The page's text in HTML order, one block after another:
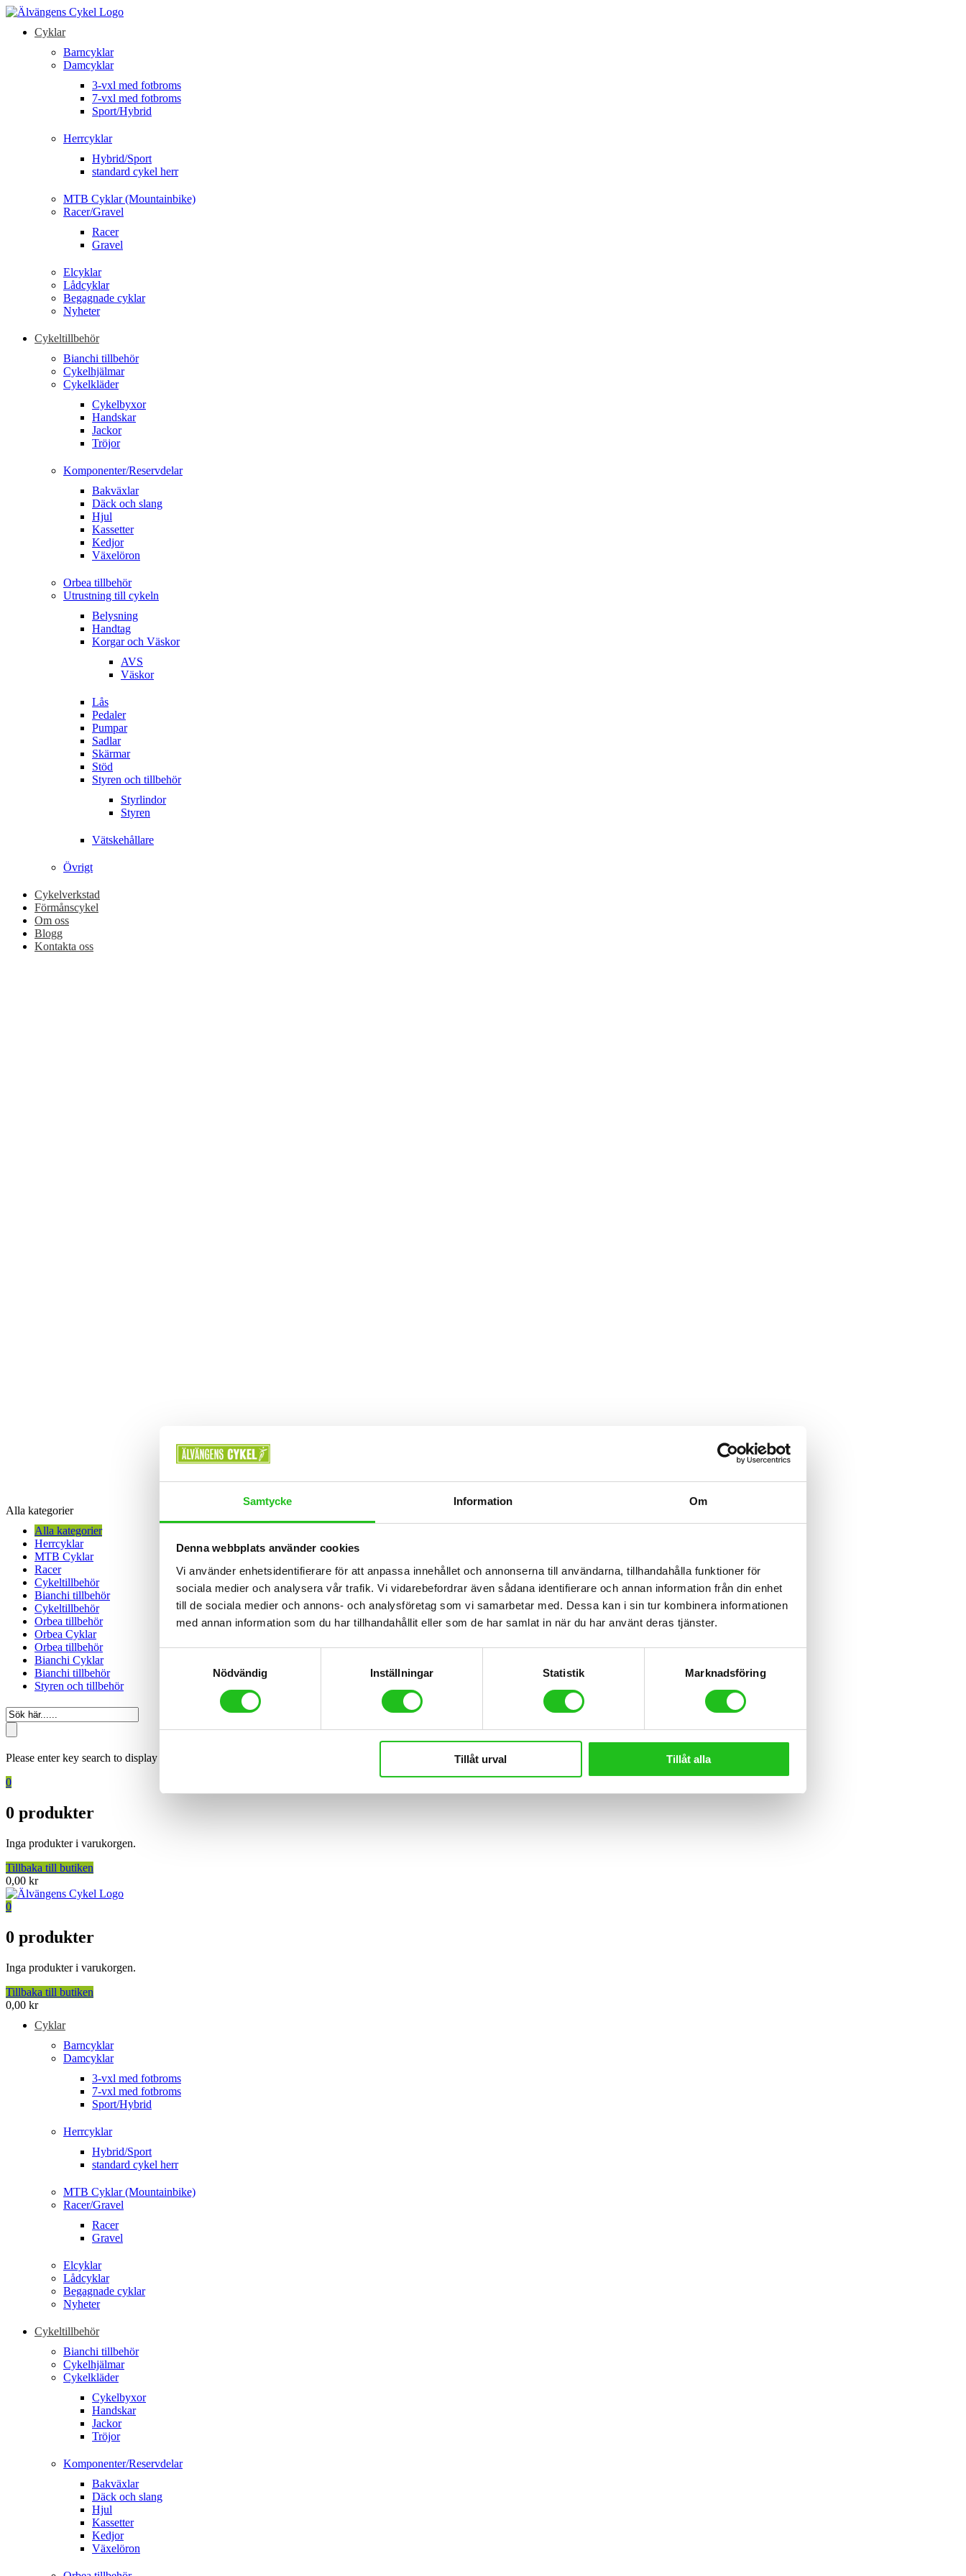
Samtycke Information Om
Denna webbplats använder cookies
Vi använder enhetsidentifierare för att anpassa innehållet och annonserna till användarna, tillhandahålla funktioner för
sociala medier och analysera vår trafik. Vi vidarebefordrar även sådana identifierare och annan information från din enhet
till de sociala medier och annons- och analysföretag som vi samarbetar med. Dessa kan i sin tur kombinera informationen
med annan information som du har tillhandahållit eller som de har samlat in när du har använt deras tjänster.
Nödvändig
Inställningar Statistik Marknadsföring
Tillåt urval Tillåt alla
Cyklar
Barncyklar
Damcyklar
3-vxl med fotbroms
7-vxl med fotbroms
Sport/Hybrid
Herrcyklar
Hybrid/Sport
standard cykel herr
MTB Cyklar (Mountainbike)
Racer/Gravel
Racer
Gravel
Elcyklar
Lådcyklar
Begagnade cyklar
Nyheter
Cykeltillbehör
Bianchi tillbehör
Cykelhjälmar
Cykelkläder
Cykelbyxor
Handskar
Jackor
Tröjor
Komponenter/Reservdelar
Bakväxlar
Däck och slang
Hjul
Kassetter
Kedjor
Växelöron
Orbea tillbehör
Utrustning till cykeln
Belysning
Handtag
Korgar och Väskor
AVS
Väskor
Lås
Pedaler
Pumpar
Sadlar
Skärmar
Stöd
Styren och tillbehör
Styrlindor
Styren
Vätskehållare
Övrigt
Cykelverkstad
Förmånscykel
Om oss
Blogg
Kontakta oss
Alla kategorier
Alla kategorier
Herrcyklar
MTB Cyklar
Racer
Cykeltillbehör
Bianchi tillbehör
Cykeltillbehör
Orbea tillbehör
Orbea Cyklar
Orbea tillbehör
Bianchi Cyklar
Bianchi tillbehör
Styren och tillbehör
Please enter key search to display results.
0
0 produkter
Inga produkter i varukorgen.
Tillbaka till butiken
0,00 kr
0
0 produkter
Inga produkter i varukorgen.
Tillbaka till butiken
0,00 kr
Cyklar
Barncyklar
Damcyklar
3-vxl med fotbroms
7-vxl med fotbroms
Sport/Hybrid
Herrcyklar
Hybrid/Sport
standard cykel herr
MTB Cyklar (Mountainbike)
Racer/Gravel
Racer
Gravel
Elcyklar
Lådcyklar
Begagnade cyklar
Nyheter
Cykeltillbehör
Bianchi tillbehör
Cykelhjälmar
Cykelkläder
Cykelbyxor
Handskar
Jackor
Tröjor
Komponenter/Reservdelar
Bakväxlar
Däck och slang
Hjul
Kassetter
Kedjor
Växelöron